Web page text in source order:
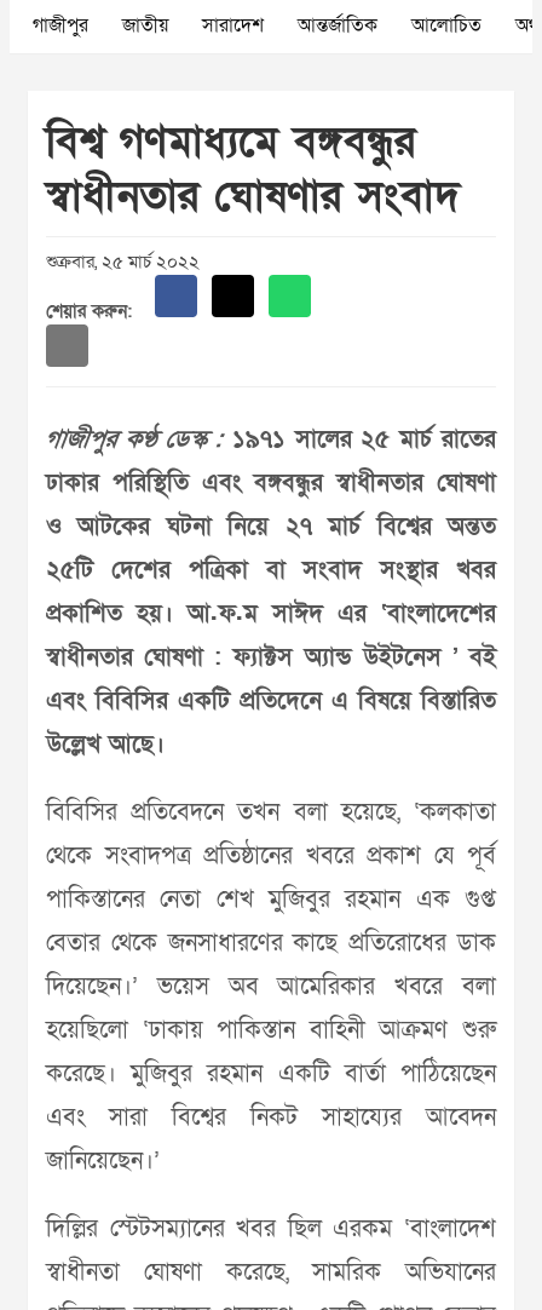
গাজীপুর জাতীয় সারাদেশ আন্তর্জাতিক আলোচিত
বিশ্ব গণমাধ্যমে বঙ্গবন্ধুর
স্বাধীনতার ঘোষণার সংবাদ
শুক্রবার, ২৫ মার্চ ২০২২
শেয়ার করুন:
গাজীপুর কণ্ঠ ডেস্ক :১৯৭১ সালের ২৫ মার্চ রাতের
ঢাকার পরিস্থিতি এবং বঙ্গবন্ধুর স্বাধীনতার ঘোষণা
ও আটকের ঘটনা নিয়ে ২৭ মার্চ বিশ্বের অন্তত
২৫টি দেশের পত্রিকা বা সংবাদ সংস্থার খবর
প্রকাশিত হয়। আ.ফ.ম সাঈদ এর ‘বাংলাদেশের
স্বাধীনতার ঘোষণা : ফ্যাক্টস অ্যান্ড উইটনেস ’ বই
এবং বিবিসির একটি প্রতিদেনে এ বিষয়ে বিস্তারিত
উল্লেখ আছে।
বিবিসির প্রতিবেদনে তখন বলা হয়েছে, ‘কলকাতা
থেকে সংবাদপত্র প্রতিষ্ঠানের খবরে প্রকাশ যে পূর্ব
পাকিস্তানের নেতা শেখ মুজিবুর রহমান এক গুপ্ত
বেতার থেকে জনসাধারণের কাছে প্রতিরোধের ডাক
দিয়েছেন।’ ভয়েস অব আমেরিকার খবরে বলা
হয়েছিলো ‘ঢাকায় পাকিস্তান বাহিনী আক্রমণ শুরু
করেছে। মুজিবুর রহমান একটি বার্তা পাঠিয়েছেন
এবং সারা বিশ্বের নিকট সাহায্যের আবেদন
জানিয়েছেন।’
দিল্লির স্টেটসম্যানের খবর ছিল এরকম ‘বাংলাদেশ
স্বাধীনতা ঘোষণা করেছে, সামরিক অভিযানের